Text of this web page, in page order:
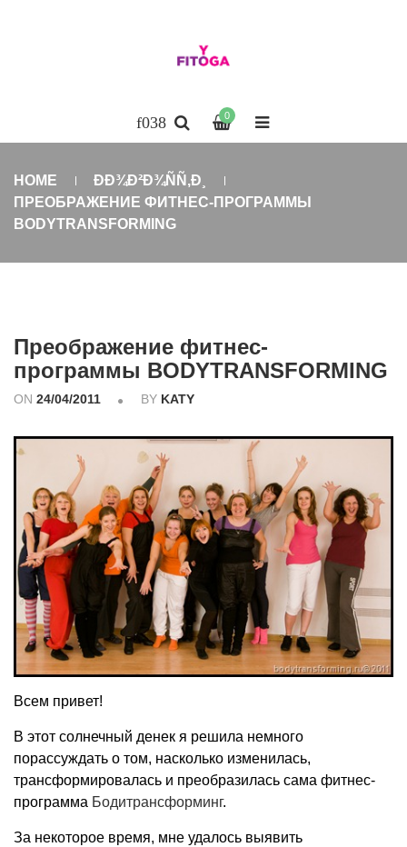
0
HOME
ÐÐ¾Ð²Ð¾ÑÑ‚Ð¸
ПРЕОБРАЖЕНИЕ ФИТНЕС-ПРОГРАММЫ
BODYTRANSFORMING
Преображение фитнес-
программы BODYTRANSFORMING
ON 24/04/2011 BY KATY
Всем привет!
В этот солнечный денек я решила немного
порассуждать о том, насколько изменилась,
трансформировалась и преобразилась сама фитнес-
программа Бодитрансформинг.
За некоторое время, мне удалось выявить